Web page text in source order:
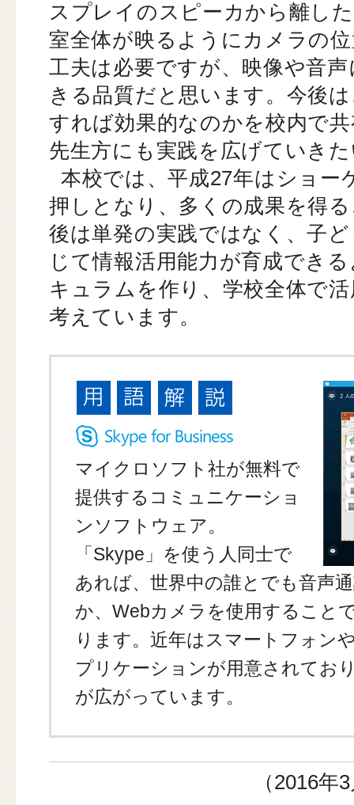
スプレイのスピーカから離し
室全体が映るようにカメラの
工夫は必要ですが、映像や音
きる品質だと思います。今後
すれば効果的なのかを校内で
先生方にも実践を広げていき
本校では、平成27年はショー
押しとなり、多くの成果を得
後は単発の実践ではなく、子
じて情報活用能力が育成でき
キュラムを作り、学校全体で
考えています。
マイクロソフト社が無料で
提供するコミュニケーショ
ンソフトウェア。
「Skype」を使う人同士で
あれば、世界中の誰とでも音声
か、Webカメラを使用すること
ります。近年はスマートフォン
プリケーションが用意されてお
が広がっています。
（2016年